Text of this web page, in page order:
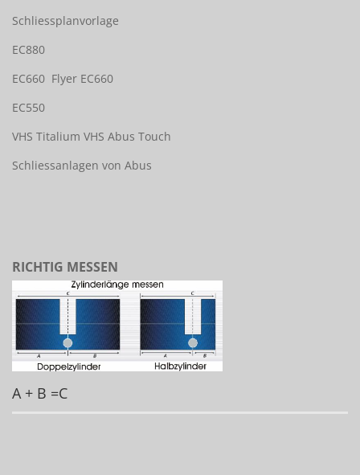
Schliessplanvorlage
EC880
EC660 Flyer EC660
EC550
VHS Titalium VHS Abus Touch
Schliessanlagen von Abus
RICHTIG MESSEN
A + B =C